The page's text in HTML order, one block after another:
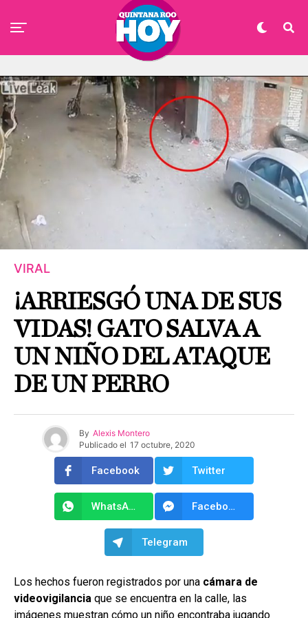
VIRAL
¡ARRIESGÓ UNA DE SUS
VIDAS! GATO SALVA A
UN NIÑO DEL ATAQUE
DE UN PERRO
By Alexis Montero
Publicado el 17 octubre, 2020
Facebook Twitter
WhatsApp Facebook Messenger
Telegram
Los hechos fueron registrados por una cámara de
videovigilancia que se encuentra en la calle, las
imágenes muestran cómo un niño encontraba jugando